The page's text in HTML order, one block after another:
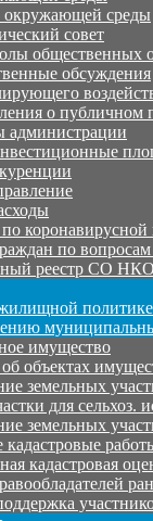
окружающей среды
совет
общественных
обсуждения
о публичном
администрации
по вопросам
реестр СО
политике
имущество
объектах
земельных
для сельхоз.
земельных
кадастровая